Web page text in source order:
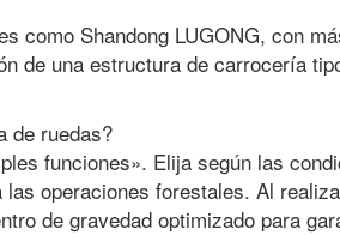
como Shandong LUGONG, con
de una estructura de carrocería
de ruedas?
funciones». Elija según las
operaciones forestales. Al
de gravedad optimizado para